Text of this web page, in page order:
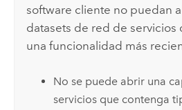
software cliente no puedan
datasets de red de
una funcionalidad más
No se puede abrir una
servicios que contenga